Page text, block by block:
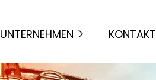
UNTERNEHMEN KONTAKT